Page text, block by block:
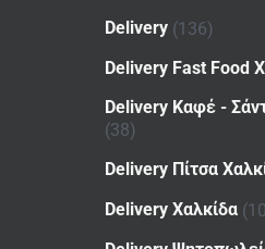
Delivery (136)
Delivery Fast Food
Delivery Καφέ -
(38)
Delivery Πίτσα
Delivery Χαλκίδα